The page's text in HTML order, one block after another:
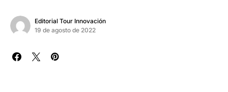
Editorial Tour Innovación
19 de agosto de 2022